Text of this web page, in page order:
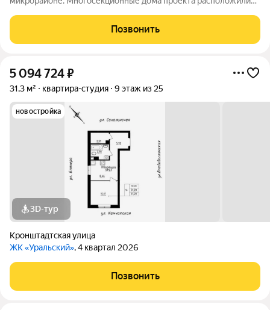
Сахалинской, вблизи от Шарташского лесопарка. Мастер план
проекта предполагает возведение
Позвонить
5 094 724₽
31,3 м² квартира-студия 9 этаж из 25
новостройка
3D-тур
Кронштадтская улица
ЖК «Уральский», 4 квартал 2026
Позвонить